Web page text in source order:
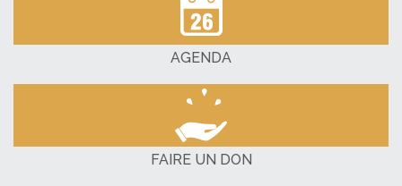
AGENDA
FAIRE UN DON